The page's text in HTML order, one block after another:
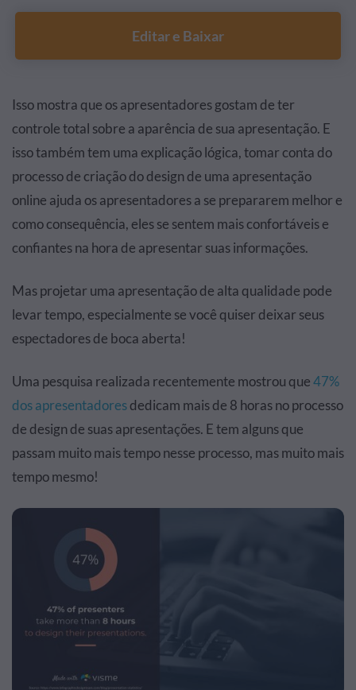
Editar e Baixar
Isso mostra que os apresentadores gostam de ter
controle total sobre a aparência de sua apresentação. E
isso também tem uma explicação lógica, tomar conta do
processo de criação do design de uma apresentação
online ajuda os apresentadores a se prepararem melhor e
como consequência, eles se sentem mais confortáveis e
confiantes na hora de apresentar suas informações.
Mas projetar uma apresentação de alta qualidade pode
levar tempo, especialmente se você quiser deixar seus
espectadores de boca aberta!
Uma pesquisa realizada recentemente mostrou que47%
dos apresentadoresdedicam mais de 8 horas no processo
de design de suas apresentações. E tem alguns que
passam muito mais tempo nesse processo, mas muito mais
tempo mesmo!